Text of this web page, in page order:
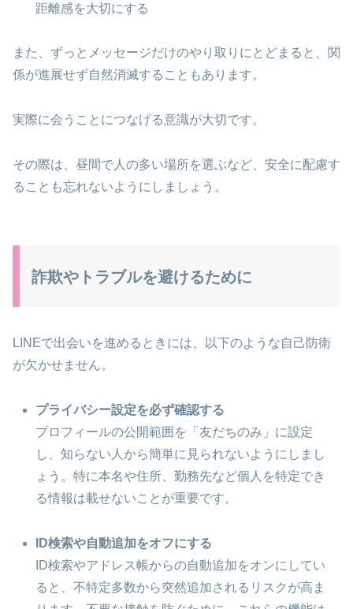
距離感を大切にする
また、ずっとメッセージだけのやり取りにとどまると、関
係が進展せず自然消滅することもあります。
実際に会うことにつなげる意識が大切です。
その際は、昼間で人の多い場所を選ぶなど、安全に配慮す
ることも忘れないようにしましょう。
詐欺やトラブルを避けるために
LINEで出会いを進めるときには、以下のような自己防衛
が欠かせません。
プライバシー設定を必ず確認する
プロフィールの公開範囲を「友だちのみ」に設定
し、知らない人から簡単に見られないようにしまし
ょう。特に本名や住所、勤務先など個人を特定でき
る情報は載せないことが重要です。
ID検索や自動追加をオフにする
ID検索やアドレス帳からの自動追加をオンにしてい
ると、不特定多数から突然追加されるリスクが高ま